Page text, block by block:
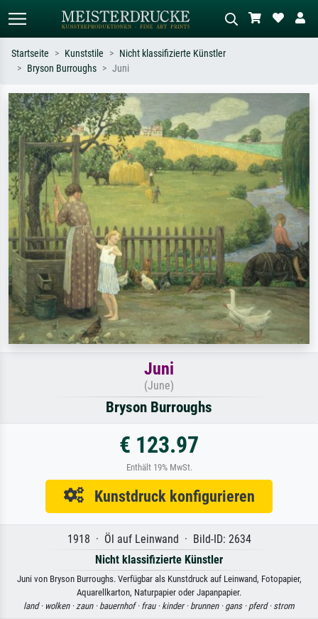
Suchen Sie nach Künstlern, Werktiteln
oder Stilen – z.B. Monet,
Sternennacht, Impressionismus, Welle
Hokusai, Akt.
Beschreiben Sie die Szene – z.B. Grüne
Wiese, Abstrakt mit viel Rot, Dunkles
Ölgemälde, Stehender Akt neben einem
Baum.
Startseite Kunststile
Nicht klassifizierte Künstler
Bryson Burroughs
Juni
Juni
(June)
Bryson Burroughs
€ 123.97
Enthält 19% MwSt.
Kunstdruck konfigurieren
1918 · Öl auf Leinwand · Bild-ID: 2634
Nicht klassifizierte Künstler
Juni von Bryson Burroughs. Verfügbar als Kunstdruck auf Leinwand, Fotopapier,
Aquarellkarton, Naturpapier oder Japanpapier.
land · wolken · zaun · bauernhof · frau · kinder · brunnen · gans · pferd · strom